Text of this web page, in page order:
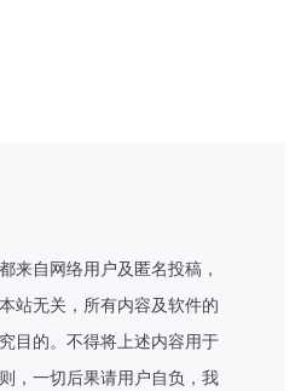
来自网络用户及匿名投稿，
站无关，所有内容及软件的
目的。不得将上述内容用于
，一切后果请用户自负，我